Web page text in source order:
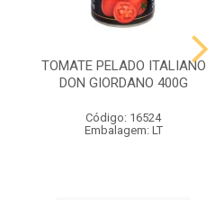
TOMATE PELADO ITALIANO
DON GIORDANO 400G
Código: 16524
Embalagem: LT